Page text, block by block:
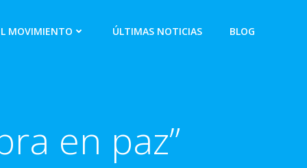
MOVIMIENTO ÚLTIMAS NOTICIAS BLOG
en paz”